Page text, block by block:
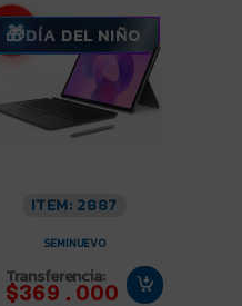
-8%DÍA DEL NIÑO
ITEM: 2887
SEMINUEVO
Transferencia:
$369.000